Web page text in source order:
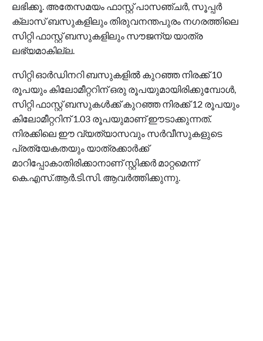
ലഭിക്കൂ. അതേസമയം ഫാസ്റ്റ് പാസഞ്ചര്‍, സൂപ്പര്‍
ക്ലാസ് ബസുകളിലും തിരുവനന്തപുരം നഗരത്തിലെ
സിറ്റി ഫാസ്റ്റ് ബസുകളിലും സൗജന്യ യാത്ര
ലഭ്യമാകില്ല.
സിറ്റി ഓര്‍ഡിനറി ബസുകളില്‍ കുറഞ്ഞ നിരക്ക് 10
രൂപയും കിലോമീറ്ററിന് ഒരു രൂപയുമായിരിക്കുമ്പോള്‍,
സിറ്റി ഫാസ്റ്റ് ബസുകള്‍ക്ക് കുറഞ്ഞ നിരക്ക് 12 രൂപയും
കിലോമീറ്ററിന് 1.03 രൂപയുമാണ് ഈടാക്കുന്നത്.
നിരക്കിലെ ഈ വ്യത്യാസവും സര്‍വീസുകളുടെ
പ്രത്യേകതയും യാത്രക്കാര്‍ക്ക്
മാറിപ്പോകാതിരിക്കാനാണ് സ്റ്റിക്കര്‍ മാറ്റമെന്ന്
കെ.എസ്.ആര്‍.ടി.സി. ആവര്‍ത്തിക്കുന്നു.